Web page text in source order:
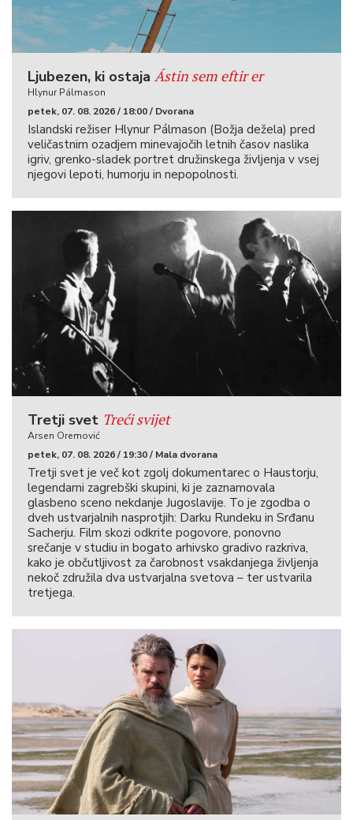
Ljubezen, ki ostaja Ástin sem eftir er
Hlynur Pálmason
petek, 07. 08. 2026 / 18:00 / Dvorana
Islandski režiser Hlynur Pálmason (Božja dežela) pred
veličastnim ozadjem minevajočih letnih časov naslika
igriv, grenko-sladek portret družinskega življenja v vsej
njegovi lepoti, humorju in nepopolnosti.
Tretji svet Treći svijet
Arsen Oremović
petek, 07. 08. 2026 / 19:30 / Mala dvorana
Tretji svet je več kot zgolj dokumentarec o Haustorju,
legendarni zagrebški skupini, ki je zaznamovala
glasbeno sceno nekdanje Jugoslavije. To je zgodba o
dveh ustvarjalnih nasprotjih: Darku Rundeku in Srđanu
Sacherju. Film skozi odkrite pogovore, ponovno
srečanje v studiu in bogato arhivsko gradivo razkriva,
kako je občutljivost za čarobnost vsakdanjega življenja
nekoč združila dva ustvarjalna svetova – ter ustvarila
tretjega.